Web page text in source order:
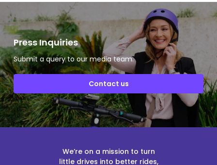
Press Inquiries
Submit a query to our media team.
Contact us
We’re on a mission to turn
little drives into better rides,